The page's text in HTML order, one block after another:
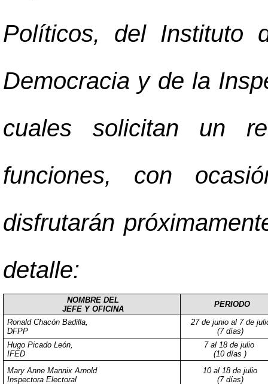
Políticos, del Instituto
Democracia y de la
cuales solicitan un
funciones, con
disfrutarán
detalle:
NOMBRE DEL
JEFE Y OFICINA
PERIODO
Ronald Chacón Badilla,
DFPP
27 de junio al 7 de
(7 días)
Hugo Picado León,
IFED
7 al 18 de julio
(10 días )
Mary Anne Mannix Arnold
Inspectora Electoral
10 al 18 de julio
(7 días)